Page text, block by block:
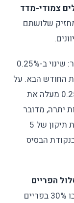
צמודי-מדד
שלושתם
מסלול הפריים הוא ה"ממיר" המיידי ביותר: שינוי ב-0.25%
החודש הבא. על
יתרת קרן של 600,000 ₪, עלייה של 0.25% מעלה את
125 ₪ לחודש — ועל 20 שנות יתרה, מדובר
ב-כ-30,000 ₪. ריבית משתנה עם תדירות תיקון של 5
הבסיס
הפריים
הוא הגורם הקריטי. תיק שבו 30% בפריים